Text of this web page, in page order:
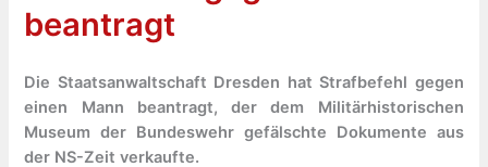
beantragt
Die Staatsanwaltschaft Dresden hat Strafbefehl gegen
einen Mann beantragt, der dem Militärhistorischen
Museum der Bundeswehr gefälschte Dokumente aus
der NS-Zeit verkaufte.